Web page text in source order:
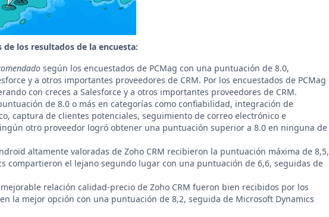
los resultados de la encuesta:
según los encuestados de PCMag con una puntuación de 8.0,
y a otros importantes proveedores de CRM. Por los encuestados de PCMag
con creces a Salesforce y a otros importantes proveedores de CRM.
de 8.0 o más en categorías como confiabilidad, integración de
captura de clientes potenciales, seguimiento de correo electrónico e
otro proveedor logró obtener una puntuación superior a 8.0 en ninguna de
altamente valoradas de Zoho CRM recibieron la puntuación máxima de 8,5,
compartieron el lejano segundo lugar con una puntuación de 6,6, seguidas de
relación calidad-precio de Zoho CRM fueron bien recibidos por los
la mejor opción con una puntuación de 8,2, seguida de Microsoft Dynamics